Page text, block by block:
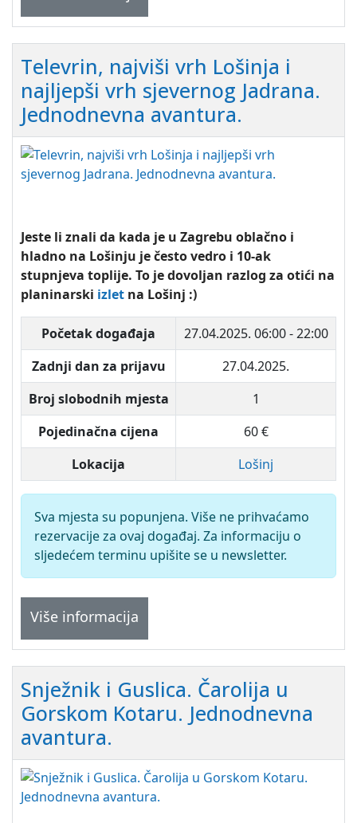
Televrin, najviši vrh Lošinja i
najljepši vrh sjevernog Jadrana.
Jednodnevna avantura.
Jeste li znali da kada je u Zagrebu oblačno i
hladno na Lošinju je često vedro i 10-ak
stupnjeva toplije. To je dovoljan razlog za otići na
planinarski izlet na Lošinj :)
Početak događaja 27.04.2025. 06:00 - 22:00
Zadnji dan za prijavu
27.04.2025.
Broj slobodnih mjesta
1
Pojedinačna cijena
60 €
Lokacija
Lošinj
Sva mjesta su popunjena. Više ne prihvaćamo
rezervacije za ovaj događaj. Za informaciju o
sljedećem terminu upišite se u newsletter.
Više informacija
Snježnik i Guslica. Čarolija u
Gorskom Kotaru. Jednodnevna
avantura.